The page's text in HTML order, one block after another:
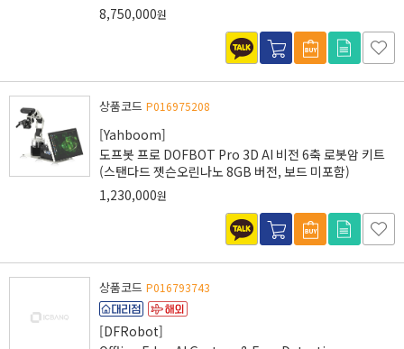
8,750,000원
상품코드 P016975208
[Yahboom]
도프봇 프로 DOFBOT Pro 3D AI 비전 6축 로봇암 키트
(스탠다드 젯슨오린나노 8GB 버전, 보드 미포함)
1,230,000원
상품코드 P016793743
[DFRobot]